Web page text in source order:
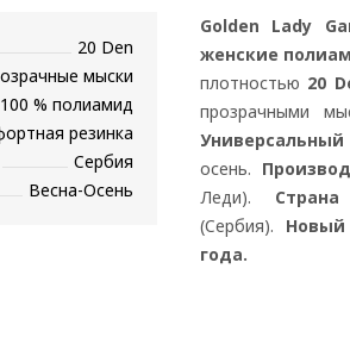
20 Den
мыски
100 % полиамид
резинка
Сербия
Весна-Осень
Golden Lady
женские
плотностью 20
прозрачными
Универсальный
осень.
Леди).
(Сербия).
года.